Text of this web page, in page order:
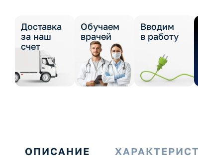
Доставка
за наш
счет
Обучаем
врачей
Вводим
в работу
ОПИСАНИЕ